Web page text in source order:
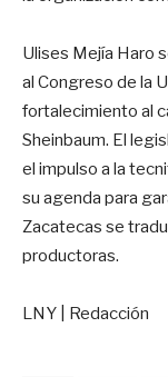
Ulises Mejía Haro
al Congreso de la
fortalecimiento al
Sheinbaum. El
el impulso a la
su agenda para
Zacatecas se
productoras.
LNY | Redacción